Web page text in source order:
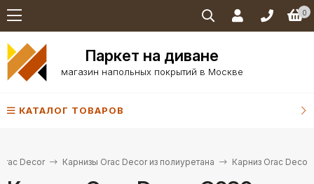
0
Паркет на диване
магазин напольных покрытий в Москве
КАТАЛОГ ТОВАРОВ
Decor Карнизы Orac Decor из полиуретана Карниз Orac Decor